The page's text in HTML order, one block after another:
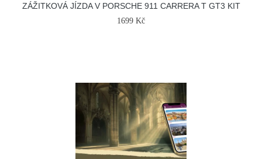
ZÁŽITKOVÁ JÍZDA V PORSCHE 911 CARRERA T GT3 KIT
1699 Kč